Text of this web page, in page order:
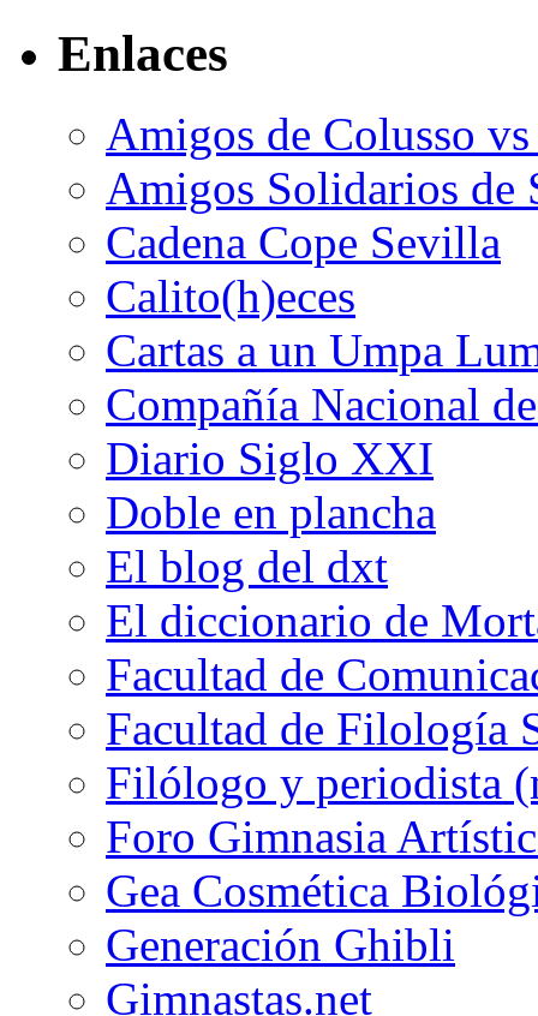
Enlaces
Amigos de Colusso
Amigos Solidarios de
Cadena Cope Sevilla
Calito(h)eces
Cartas a un Umpa
Compañía Nacional
Diario Siglo XXI
Doble en plancha
El blog del dxt
El diccionario de
Facultad de
Facultad de Filología
Filólogo y periodista
Foro Gimnasia
Gea Cosmética
Generación Ghibli
Gimnastas.net